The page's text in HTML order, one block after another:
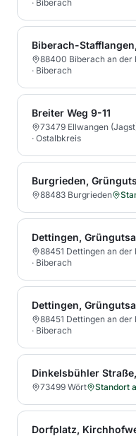
· Biberach
Biberach-
88400 Biberach an der
· Biberach
Breiter Weg 9-11
73479 Ellwangen
· Ostalbkreis
Burgrieden,
88483 Burgrieden
Dettingen,
88451 Dettingen an der
· Biberach
Dettingen,
88451 Dettingen an der
· Biberach
73499 Wört Standort
Dorfplatz,